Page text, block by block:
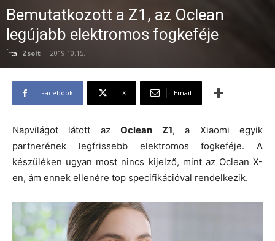
Bemutatkozott a Z1, az Oclean
legújabb elektromos fogkeféje
Írta: Zsolt - 2019.10.15.
Facebook X Email
Napvilágot látott azOclean Z1, a Xiaomi egyik
partnerének legfrissebb elektromos fogkeféje. A
készüléken ugyan most nincs kijelző, mint az Oclean X-
en, ám ennek ellenére top specifikációval rendelkezik.